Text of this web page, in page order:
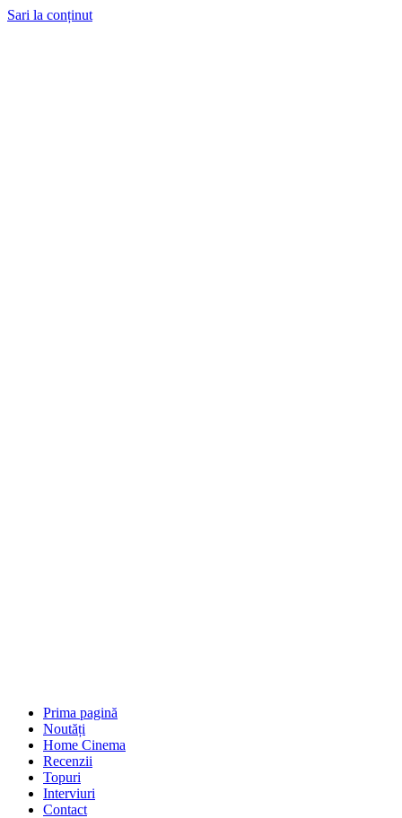
Sari la conținut
Prima pagină
Noutăți
Home Cinema
Recenzii
Topuri
Interviuri
Contact